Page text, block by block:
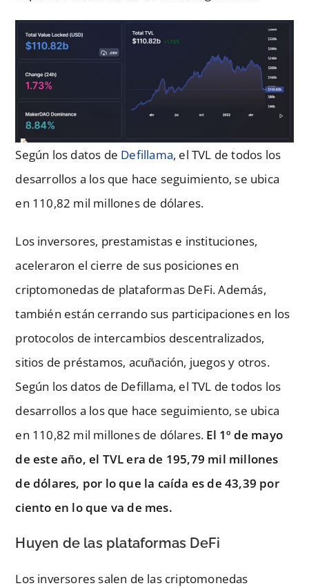
Según los datos de Defillama, el TVL de todos los
desarrollos a los que hace seguimiento, se ubica
en 110,82 mil millones de dólares.
Los inversores, prestamistas e instituciones,
aceleraron el cierre de sus posiciones en
criptomonedas de plataformas DeFi. Además,
también están cerrando sus participaciones en los
protocolos de intercambios descentralizados,
sitios de préstamos, acuñación, juegos y otros.
Según los datos de Defillama, el TVL de todos los
desarrollos a los que hace seguimiento, se ubica
en 110,82 mil millones de dólares. El 1º de mayo
de este año, el TVL era de 195,79 mil millones
de dólares, por lo que la caída es de 43,39 por
ciento en lo que va de mes.
Huyen de las plataformas DeFi
Los inversores salen de las criptomonedas